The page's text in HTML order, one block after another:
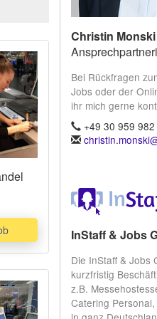
Christin Monski
Bei Rückfragen
Jobs oder der
ihr mich gerne
+49 30 959 982
InStaff & Jobs
Die InStaff & Jobs
kurzfristig
z.B.
Catering